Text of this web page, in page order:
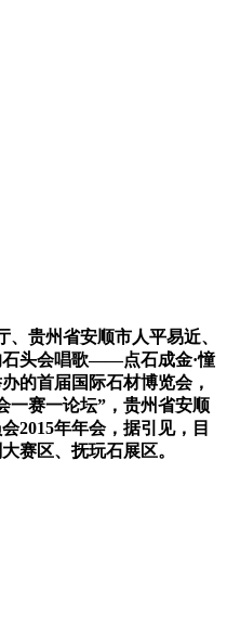
贵州省安顺市人平易近、
石头会唱歌——点石成金·憧
的首届国际石材博览会，
一赛一论坛”，贵州省安顺
2015年年会，据引见，目
赛区、抚玩石展区。